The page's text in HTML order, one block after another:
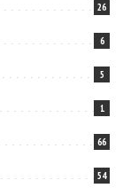
26
6
5
1
66
54